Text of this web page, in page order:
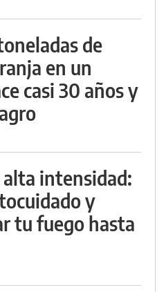
de
en un
casi 30 años y
alta intensidad:
y
tu fuego hasta